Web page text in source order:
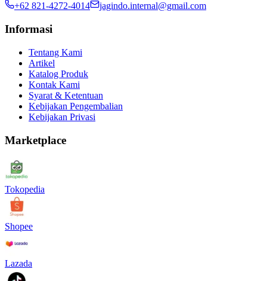
+62 821-4272-4014
jagindo.internal@gmail.com
Informasi
Tentang Kami
Artikel
Katalog Produk
Kontak Kami
Syarat & Ketentuan
Kebijakan Pengembalian
Kebijakan Privasi
Marketplace
Tokopedia
Shopee
Lazada